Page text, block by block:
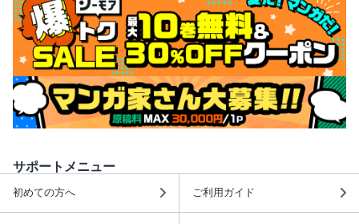
サポートメニュー
初めての方へ ご利用ガイド